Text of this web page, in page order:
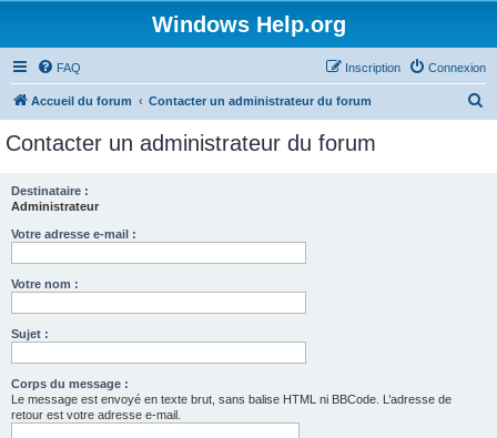
Windows Help.org
FAQ Connexion
Inscription
Accueil du forum Contacter un administrateur du forum
Contacter un administrateur du forum
Destinataire :
Administrateur
Votre adresse e-mail :
Votre nom :
Sujet :
Corps du message :
Le message est envoyé en texte brut, sans balise HTML ni BBCode. L’adresse de
retour est votre adresse e-mail.